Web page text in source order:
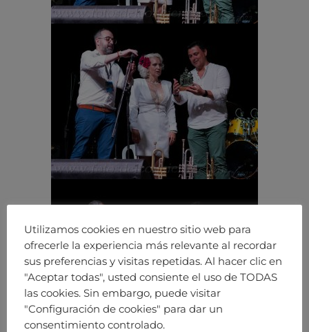
Utilizamos cookies en nuestro sitio web para
ofrecerle la experiencia más relevante al recordar
sus preferencias y visitas repetidas. Al hacer clic en
"Aceptar todas", usted consiente el uso de TODAS
las cookies. Sin embargo, puede visitar
"Configuración de cookies" para dar un
consentimiento controlado.